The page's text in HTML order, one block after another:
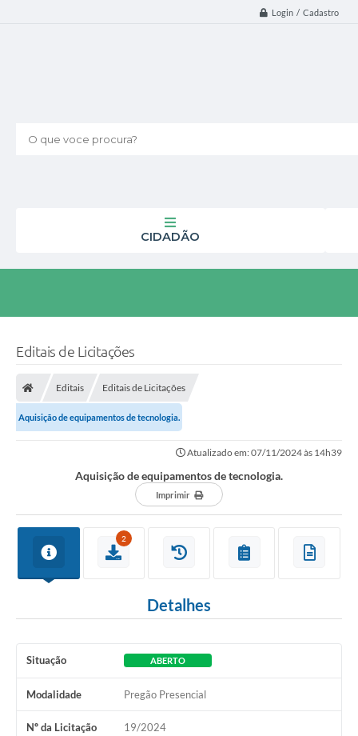
Login / Cadastro
O que voce procura?
CIDADÃO
Editais de Licitações
Editais Editais de Licitações
Aquisição de equipamentos de tecnologia.
Atualizado em: 07/11/2024 às 14h39
Aquisição de equipamentos de tecnologia.
Imprimir
2
Detalhes
Situação ABERTO
Modalidade Pregão Presencial
Nº da Licitação 19/2024